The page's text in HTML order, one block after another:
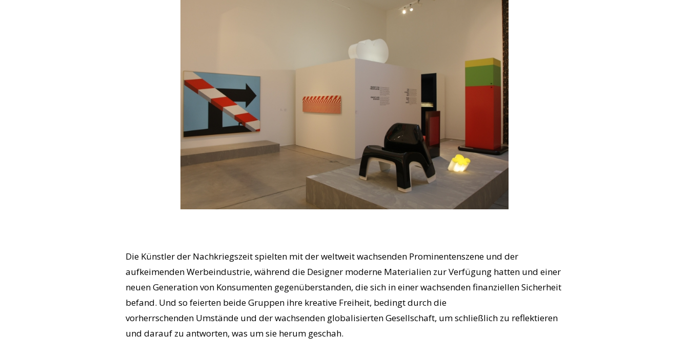
Die Künstler der Nachkriegszeit spielten mit der weltweit wachsenden Prominentenszene und der
aufkeimenden Werbeindustrie, während die Designer moderne Materialien zur Verfügung hatten und einer
neuen Generation von Konsumenten gegenüberstanden, die sich in einer wachsenden finanziellen Sicherheit
befand. Und so feierten beide Gruppen ihre kreative Freiheit, bedingt durch die
vorherrschenden Umstände und der wachsenden globalisierten Gesellschaft, um schließlich zu reflektieren
und darauf zu antworten, was um sie herum geschah.